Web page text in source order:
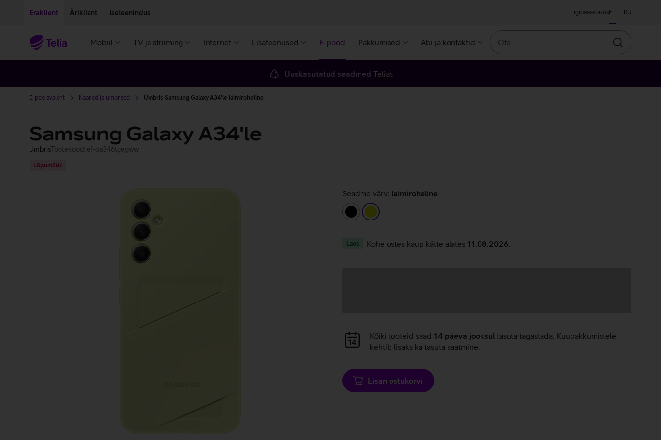
Eraklient Äriklient Iseteenindus LigipääsetavusET RU
Mobiil TV ja striiming Internet Lisateenused E-pood Pakkumised Abi ja kontaktid
Otsin
Uuskasutatud seadmed Telias
E-poe avaleht Kaaned ja ümbrised Ümbris Samsung Galaxy A34'le laimiroheline
Samsung Galaxy A34'le
ÜmbrisTootekood: ef-oa346tgegww
Lõpumüük
Seadme värv: laimiroheline
must
laimiroheline
Laos Kohe ostes kaup kätte alates 11.08.2026
Andmete
laadimine
Kõiki tooteid saad 14 päeva jooksul tasuta tagastada. Kuupakkumistele
kehtib lisaks ka tasuta saatmine.
Lisan ostukorvi